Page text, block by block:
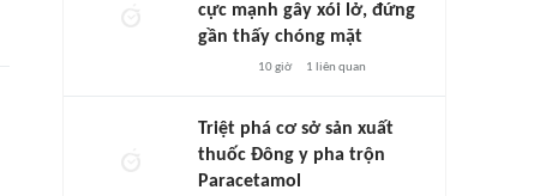
cực mạnh gây xói lở, đứng
gần thấy chóng mặt
10 giờ 1 liên quan
Triệt phá cơ sở sản xuất
thuốc Đông y pha trộn
Paracetamol